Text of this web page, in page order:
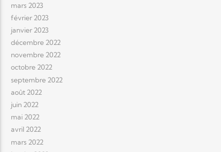
mars 2023
février 2023
janvier 2023
décembre 2022
novembre 2022
octobre 2022
septembre 2022
août 2022
juin 2022
mai 2022
avril 2022
mars 2022